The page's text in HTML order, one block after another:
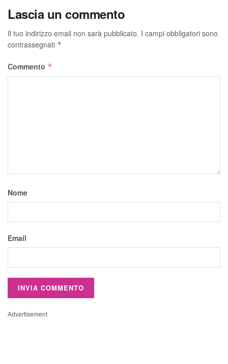
Lascia un commento
Il tuo indirizzo email non sarà pubblicato. I campi obbligatori sono
contrassegnati *
Commento *
Nome
Email
Advertisement